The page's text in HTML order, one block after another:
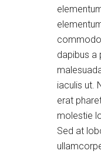
dapibus a
iaculis ut.
erat
molestie
Sed at